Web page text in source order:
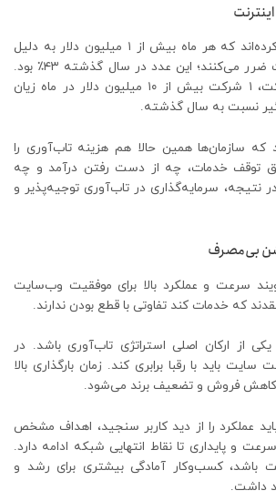
۵۱٪ از شرکت‌ها اعلام کرده‌اند که هر ماه بیش از ۱ میلیون دلار به دلیل
اختلال یا قطعی اینترنت ضرر می‌کنند؛ این عدد در سال گذشته ۴۳٪ بود.
همچنین، از هر ۸ شرکت، ۱ شرکت بیش از ۱۰ میلیون دلار در ماه زیان
نسبت به سال گذشته.
که سازمان‌ها همین حالا هم هزینه تاب‌آوری را
توقف خدمات، چه از دست رفتن درآمد و چه
نتیجه، سرمایه‌گذاری در تاب‌آوری توجیه‌پذیر و
بی‌مصرف
سرعت و عملکرد بالا برای موفقیت وب‌سایت
از ارکان اصلی استراتژی تاب‌آوری باشد. در
باید با رقبا برابری کند. زمان بارگذاری بالا
کاهش فروش و تضعیف برند می‌شود.
باید عملکرد را از دید کاربر سنجید، اهداف مشخص
و پایداری تا نقاط انتهایی شبکه ادامه دارد.
باشد، کسب‌وکار آمادگی بیشتری برای رشد و
داشت.